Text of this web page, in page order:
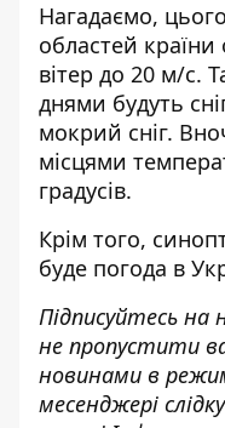
Нагадаємо,
областей країни
вітер до 20 м/с.
днями будуть
мокрий сніг.
місцями
градусів.
Крім того,
буде погода в
Підписуйтесь на
не пропустити
новинами в
месенджері